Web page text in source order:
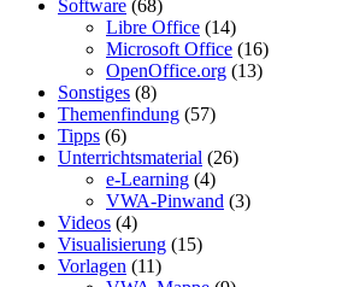
Software (68)
Libre Office (14)
Microsoft Office (16)
OpenOffice.org (13)
Sonstiges (8)
Themenfindung (57)
Tipps (6)
Unterrichtsmaterial (26)
e-Learning (4)
VWA-Pinwand (3)
Videos (4)
Visualisierung (15)
Vorlagen (11)